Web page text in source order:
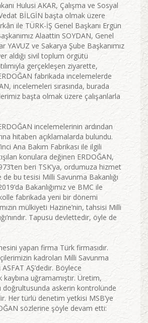
Hulusi AKAR, Çalışma ve Sosyal
BİLGİN başta olmak üzere
ile TÜRK-İŞ Genel Başkanı Ergün
Alaattin SOYDAN, Genel
YAVUZ ve Sakarya Şube Başkanımız
aldığı sivil toplum örgütü
gerçekleşen ziyarette,
fabrikada incelemelerde
incelemeleri sırasında, burada
başta olmak üzere çalışanlarla
incelemelerinin ardından
hitaben açıklamalarda bulundu.
Ana Bakım Fabrikası ile ilgili
konulara değinen ERDOĞAN,
beri TSK’ya, ordumuza hizmet
de bu tesisi Milli Savunma Bakanlığı
Bakanlığımız ve BMC ile
fabrikada yeni bir dönemi
mülkiyeti Hazine’nin, tahsisi Milli
Tapusu devlettedir, öyle de
yapan firma Türk firmasıdır.
kadroları Milli Savunma
ASFAT AŞ’dedir. Böylece
kaybına uğramamıştır. Üretim,
doğrultusunda askerin kontrolünde
Her türlü denetim yetkisi MSB’ye
sözlerine şöyle devam etti: